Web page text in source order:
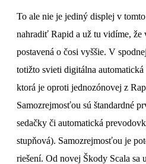
To ale nie je jediný displej v
nahradiť Rapid a už tu vidíme,
postavená o čosi vyššie. V
totižto svieti digitálna
ktorá je oproti jednozónovej z
Samozrejmosťou sú štandardné
sedačky či automatická
stupňová). Samozrejmosťou je
riešení. Od novej Škody Scala sa